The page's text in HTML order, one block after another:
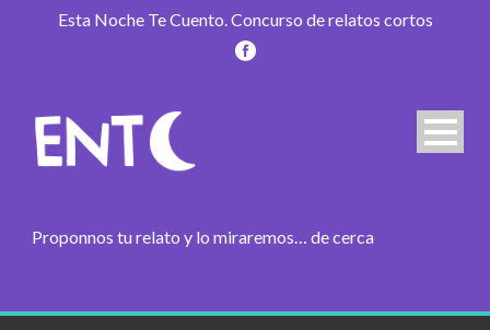
Esta Noche Te Cuento. Concurso de relatos cortos
Proponnos tu relato y lo miraremos… de cerca